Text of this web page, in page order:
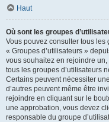
Haut
Où sont les groupes
Vous pouvez consulter tous les
« Groupes d’utilisateurs »
vous souhaitez en rejoindre
tous les groupes d’utilisateurs
Certains peuvent nécessiter
d’autres peuvent même être
rejoindre en cliquant sur le
une approbation, vous devez
responsable du groupe